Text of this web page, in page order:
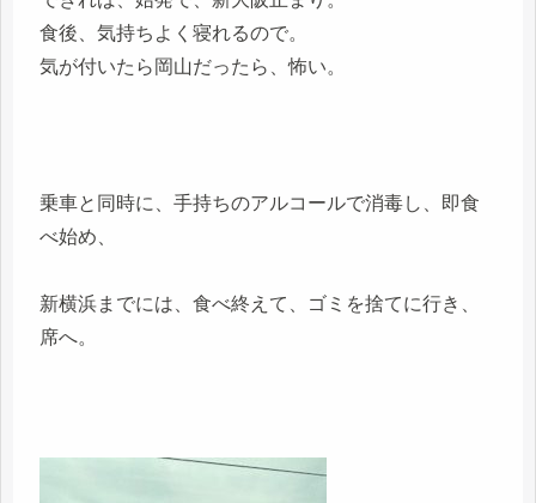
食後、気持ちよく寝れるので。
気が付いたら岡山だったら、怖い。
乗車と同時に、手持ちのアルコールで消毒し、即食
べ始め、
新横浜までには、食べ終えて、ゴミを捨てに行き、
席へ。